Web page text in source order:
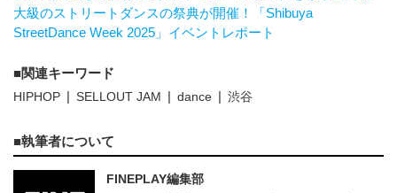
大級のストリートダンスの祭典が開催！「Shibuya
StreetDance Week 2025」イベントレポート
関連キーワード
HIPHOP SELLOUT JAM dance 渋谷
執筆者について
FINEPLAY編集部